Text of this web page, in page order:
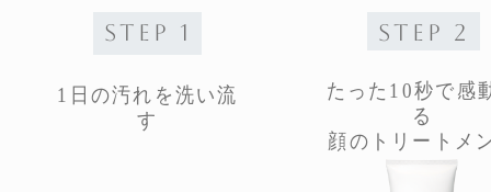
STEP 1
1日の汚れを洗い流
す
STEP 2
たった10秒で感
る
顔のトリートメ